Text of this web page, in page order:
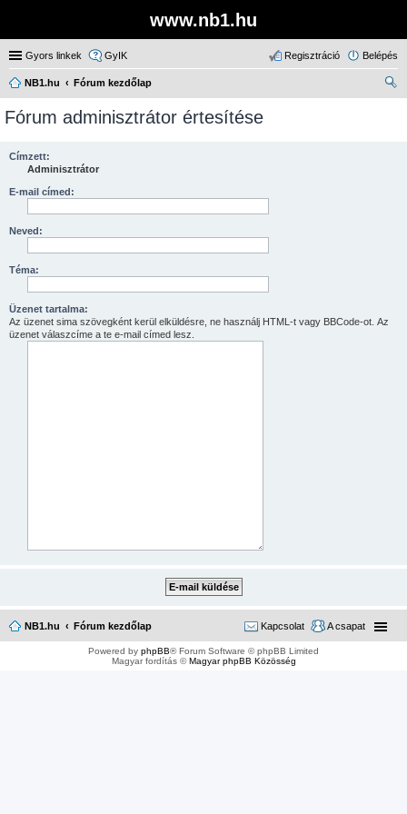
www.nb1.hu
Gyors linkek GyIK Belépés
Regisztráció
NB1.hu
Fórum kezdőlap
Fórum adminisztrátor értesítése
Címzett:
Adminisztrátor
E-mail címed:
Neved:
Téma:
Üzenet tartalma:
Az üzenet sima szövegként kerül elküldésre, ne használj HTML-t vagy BBCode-ot. Az
üzenet válaszcíme a te e-mail címed lesz.
NB1.hu Fórum kezdőlap A csapat
Kapcsolat
Powered by phpBB® Forum Software © phpBB Limited
Magyar fordítás ©Magyar phpBB Közösség